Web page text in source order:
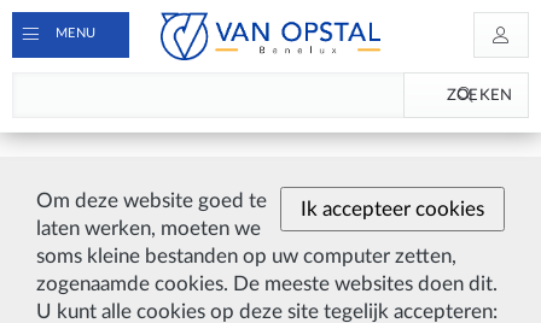
Ik accepteer cookies
Om deze website goed te
laten werken, moeten we
soms kleine bestanden op uw computer zetten,
zogenaamde cookies. De meeste websites doen dit.
U kunt alle cookies op deze site tegelijk accepteren:
MENU
ZOEKEN